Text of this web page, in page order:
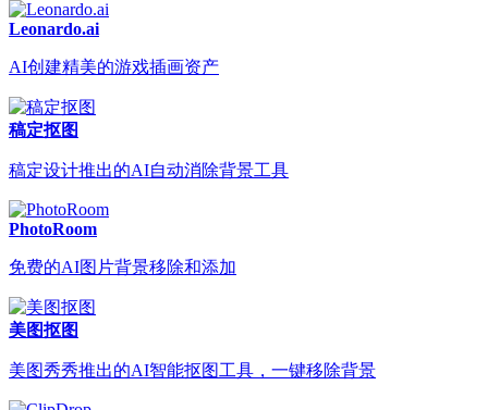
Leonardo.ai
AI创建精美的游戏插画资产
稿定抠图
稿定设计推出的AI自动消除背景工具
PhotoRoom
免费的AI图片背景移除和添加
美图抠图
美图秀秀推出的AI智能抠图工具，一键移除背景